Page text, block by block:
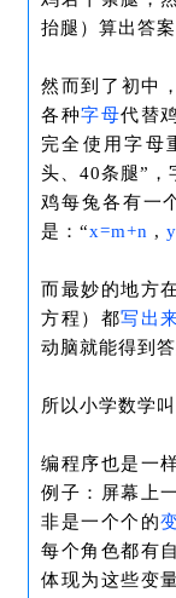
抬腿）算出答案
然而到了初中
各种字母代替
完全使用字母
头、40条腿”，
鸡每兔各有一
是：“x=m+n ,
而最妙的地方
方程）都写出
动脑就能得到答
所以小学数学
编程序也是一
例子：屏幕上
非是一个个的
每个角色都有
体现为这些变